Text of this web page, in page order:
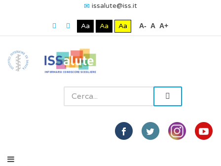
issalute@iss.it
Aa Aa Aa A- A A+